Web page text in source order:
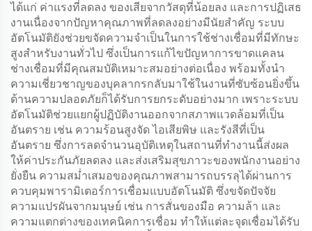
ได้แก่ ค่าแรงที่ลดลง ของเสียจากวัสดุที่น้อยลง และการปฏิเสธ
งานเนื่องจากปัญหาคุณภาพที่ลดลงอย่างมีนัยสำคัญ ระบบ
อัตโนมัติยังช่วยขจัดความจำเป็นในการใช้ช่างเชื่อมที่มีทักษะ
สูงสำหรับงานทั่วไป ซึ่งเป็นการแก้ไขปัญหาการขาดแคลน
ช่างเชื่อมที่มีคุณสมบัติเหมาะสมอย่างต่อเนื่อง พร้อมทั้งนำ
ความเชี่ยวชาญของบุคลากรกลับมาใช้ในงานที่ซับซ้อนยิ่งขึ้น
ด้านความปลอดภัยก็ได้รับการยกระดับอย่างมาก เพราะระบบ
อัตโนมัติช่วยแยกผู้ปฏิบัติงานออกจากสภาพแวดล้อมที่เป็น
อันตราย เช่น ความร้อนสูงจัด ไอเสียพิษ และรังสีที่เป็น
อันตราย ซึ่งการลดจำนวนอุบัติเหตุในสถานที่ทำงานนี้ส่งผล
ให้ค่าประกันภัยลดลง และส่งเสริมสุขภาวะของพนักงานอย่าง
ยั่งยืน ความสม่ำเสมอของคุณภาพสามารถบรรลุได้ผ่านการ
ควบคุมพารามิเตอร์การเชื่อมแบบอัตโนมัติ ซึ่งขจัดปัจจัย
ความแปรผันจากมนุษย์ เช่น การสั่นของมือ ความล้า และ
ความแตกต่างของเทคนิคการเชื่อม ทำให้แต่ละจุดเชื่อมได้รับ